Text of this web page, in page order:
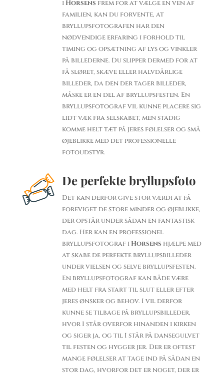
i Horsens frem for at vælge en ven af
familien, kan du forvente, at
bryllupsfotografen har den
nødvendige erfaring i forhold til
timing og opsætning af lys og vinkler
på billederne. Du slipper dermed for at
få sløret, skæve eller halvdårlige
billeder, da den der tager billeder,
måske er en del af bryllupsfesten. En
bryllupsfotograf vil kunne placere sig
lidt væk fra selskabet, men stadig
komme helt tæt på jeres følelser og små
øjeblikke med det professionelle
fotoudstyr.
De perfekte bryllupsfoto
Det kan derfor give stor værdi at få
foreviget de store minder og øjeblikke,
der opstår under sådan en fantastisk
dag. Her kan en professionel
bryllupsfotograf i Horsens hjælpe med
at skabe de perfekte bryllupsbilleder
under vielsen og selve bryllupsfesten.
En bryllupsfotograf kan både være
med helt fra start til slut eller efter
jeres ønsker og behov. I vil derfor
kunne se tilbage på bryllupsbilleder,
hvor I står overfor hinanden i kirken
og siger ja, og til I står på dansegulvet
til festen og hygger jer. Der er oftest
mange følelser at tage ind på sådan en
stor dag, hvorfor det er noget, der er